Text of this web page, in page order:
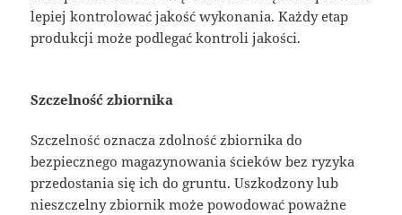
lepiej kontrolować jakość wykonania. Każdy etap
produkcji może podlegać kontroli jakości.
Szczelność zbiornika
Szczelność oznacza zdolność zbiornika do
bezpiecznego magazynowania ścieków bez ryzyka
przedostania się ich do gruntu. Uszkodzony lub
nieszczelny zbiornik może powodować poważne